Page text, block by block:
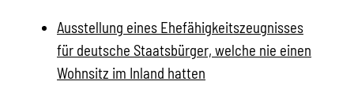
Ausstellung eines Ehefähigkeitszeugnisses
für deutsche Staatsbürger, welche nie einen
Wohnsitz im Inland hatten